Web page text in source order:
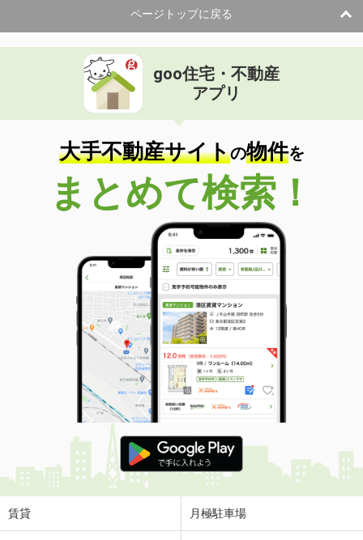
ページトップに戻る
goo住宅・不動産
アプリ
大手不動産サイトの物件を
まとめて検索！
賃貸 月極駐車場